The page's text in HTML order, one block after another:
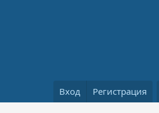
Вход Регистрация